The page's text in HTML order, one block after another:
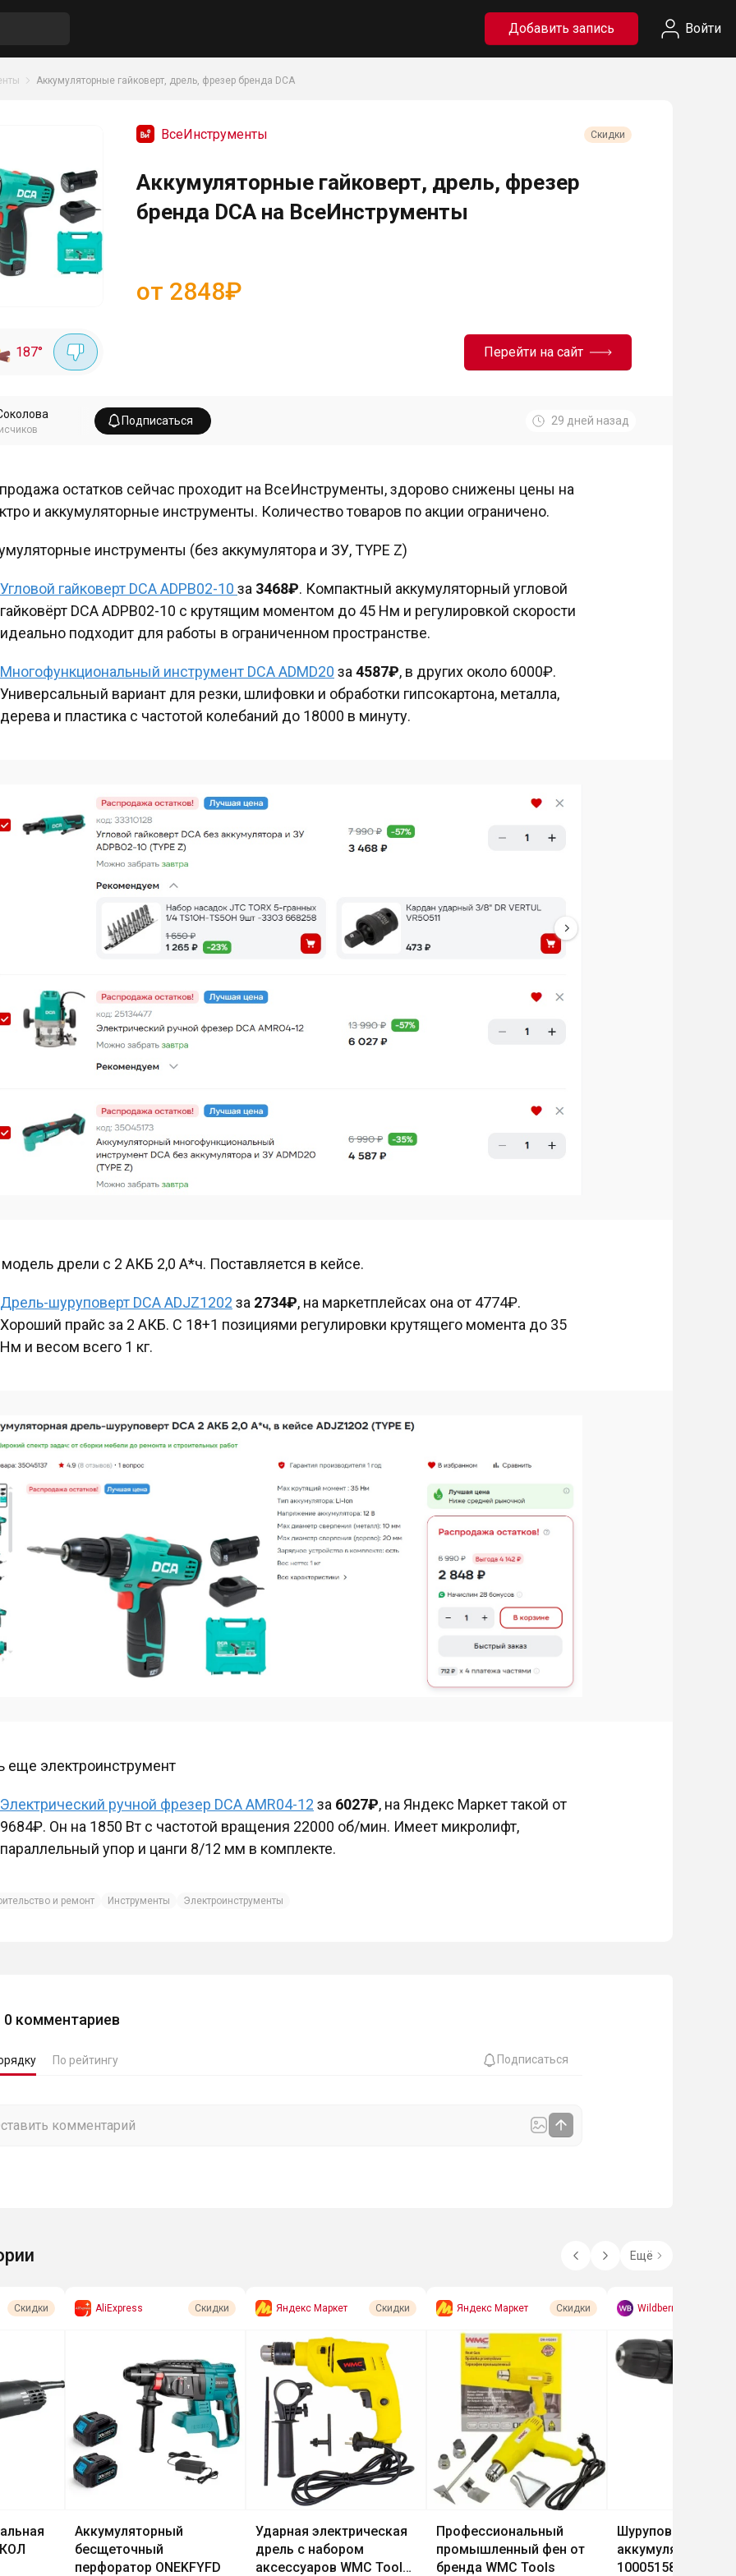
Добавить запись Войти
Аккумуляторные гайковерт, дрель, фрезер бренда DCA
ВсеИнструменты Скидки
Аккумуляторные гайковерт, дрель, фрезер
бренда DCA на ВсеИнструменты
от 2848₽
187° Перейти на сайт
Подписаться 29 дней назад
остатков сейчас проходит на ВсеИнструменты, здорово снижены цены на
и аккумуляторные инструменты. Количество товаров по акции ограничено.
инструменты (без аккумулятора и ЗУ, TYPE Z)
Угловой гайковерт DCA ADPB02-10 за 3468₽. Компактный аккумуляторный угловой
гайковёрт DCA ADPB02-10 с крутящим моментом до 45 Нм и регулировкой скорости
идеально подходит для работы в ограниченном пространстве.
Многофункциональный инструмент DCA ADMD20 за 4587₽, в других около 6000₽.
Универсальный вариант для резки, шлифовки и обработки гипсокартона, металла,
дерева и пластика с частотой колебаний до 18000 в минуту.
дрели с 2 АКБ 2,0 А*ч. Поставляется в кейсе.
Дрель-шуруповерт DCA ADJZ1202 за 2734₽, на маркетплейсах она от 4774₽.
Хороший прайс за 2 АКБ. С 18+1 позициями регулировки крутящего момента до 35
Нм и весом всего 1 кг.
еще электроинструмент
Электрический ручной фрезер DCA AMR04-12 за 6027₽, на Яндекс Маркет такой от
9684₽. Он на 1850 Вт с частотой вращения 22000 об/мин. Имеет микролифт,
параллельный упор и цанги 8/12 мм в комплекте.
и ремонт Инструменты Электроинструменты
0 комментариев
По рейтингу Подписаться
Ещё
Скидки AliExpress Скидки
Аккумуляторный
бесщеточный
перфоратор ONEKFYFD
Яндекс Маркет Скидки
Ударная электрическая
дрель с набором
аксессуаров WMC Tools
Яндекс Маркет Скидки
Профессиональный
промышленный фен от
бренда WMC Tools
Wildberries
Шуруповёрт
аккумуляторный
100051588155